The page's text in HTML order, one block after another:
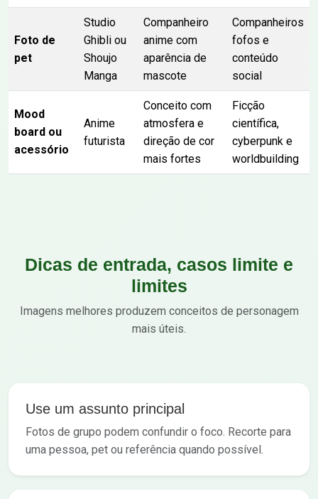
Foto de
pet
Studio
Ghibli ou
Shoujo
Manga
Companheiro
anime com
aparência de
mascote
Companheiros
fofos e
conteúdo
social
Mood
board ou
acessório
Anime
futurista
Conceito com
atmosfera e
direção de cor
mais fortes
Ficção
científica,
cyberpunk e
worldbuilding
Dicas de entrada, casos limite e
limites
Imagens melhores produzem conceitos de personagem
mais úteis.
Use um assunto principal
Fotos de grupo podem confundir o foco. Recorte para
uma pessoa, pet ou referência quando possível.